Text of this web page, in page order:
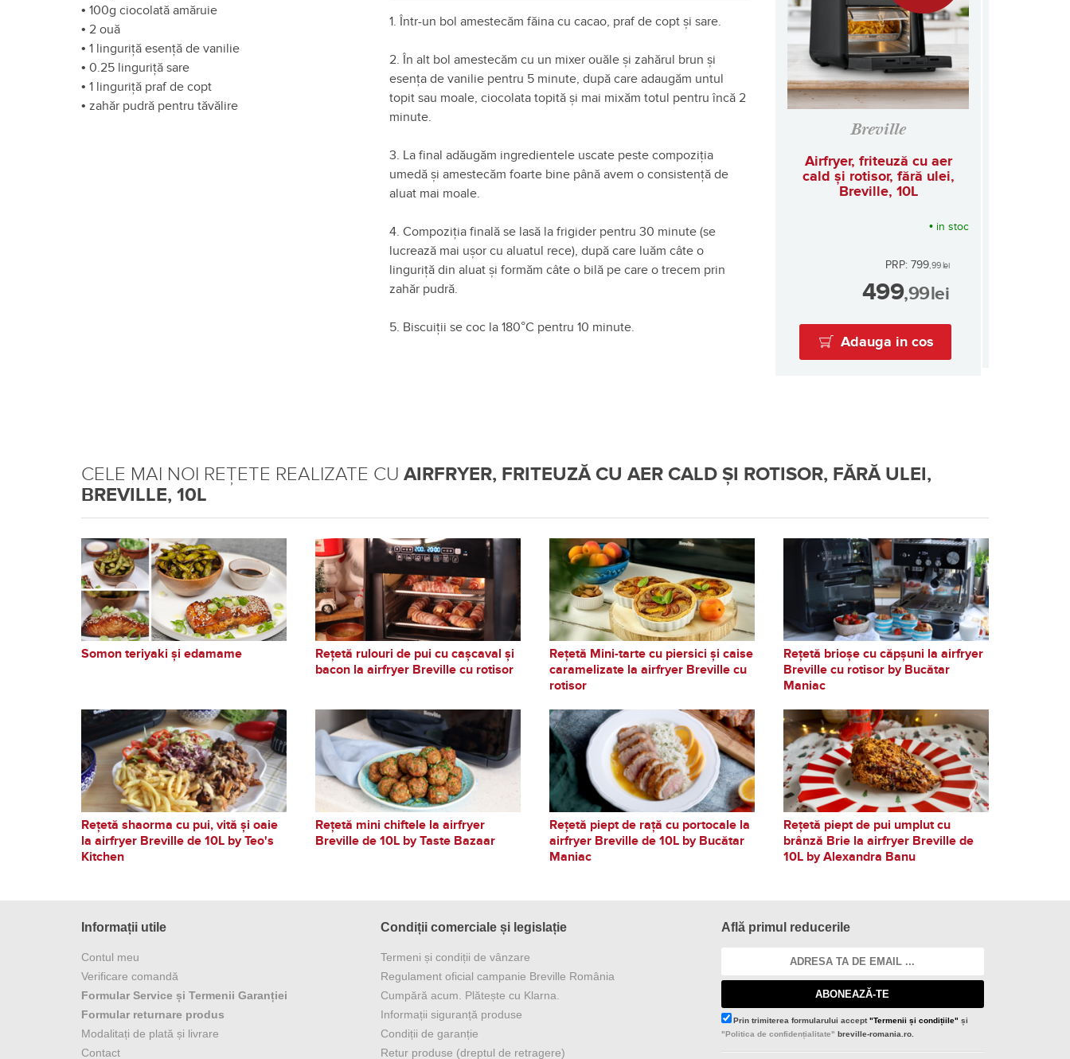
• 100g ciocolată amăruie
• 2 ouă
• 1 linguriță esență de vanilie
• 0.25 linguriță sare
• 1 linguriță praf de copt
• zahăr pudră pentru tăvălire
1. Într-un bol amestecăm făina cu cacao, praf de copt și sare.
2. În alt bol amestecăm cu un mixer ouăle și zahărul brun și
esența de vanilie pentru 5 minute, după care adaugăm untul
topit sau moale, ciocolata topită și mai mixăm totul pentru încă 2
minute.
3. La final adăugăm ingredientele uscate peste compoziția
umedă și amestecăm foarte bine până avem o consistență de
aluat mai moale.
4. Compoziția finală se lasă la frigider pentru 30 minute (se
lucrează mai ușor cu aluatul rece), după care luăm câte o
linguriță din aluat și formăm câte o bilă pe care o trecem prin
zahăr pudră.
5. Biscuiții se coc la 180°C pentru 10 minute.
Breville
Airfryer, friteuză cu aer
cald și rotisor, fără ulei,
Breville, 10L
• in stoc
PRP: 799,99lei
499,99lei
Adauga in cos
CELE MAI NOI REȚETE REALIZATE CU AIRFRYER, FRITEUZĂ CU AER CALD ȘI ROTISOR, FĂRĂ ULEI,
BREVILLE, 10L
Somon teriyaki și edamame
Rețetă rulouri de pui cu cașcaval și
bacon la airfryer Breville cu rotisor
Rețetă Mini-tarte cu piersici și caise
caramelizate la airfryer Breville cu
rotisor
Rețetă brioșe cu căpșuni la airfryer
Breville cu rotisor by Bucătar
Maniac
Rețetă shaorma cu pui, vită și oaie
la airfryer Breville de 10L by Teo's
Kitchen
Rețetă mini chiftele la airfryer
Breville de 10L by Taste Bazaar
Rețetă piept de rață cu portocale la
airfryer Breville de 10L by Bucătar
Maniac
Rețetă piept de pui umplut cu
brânză Brie la airfryer Breville de
10L by Alexandra Banu
Informații utile
Contul meu
Verificare comandă
Formular Service și Termenii Garanției
Formular returnare produs
Modalitați de plată și livrare
Contact
Condiții comerciale și legislație
Termeni și condiții de vânzare
Regulament oficial campanie Breville România
Cumpără acum. Plătește cu Klarna.
Informații siguranță produse
Condiții de garanție
Retur produse (dreptul de retragere)
Află primul reducerile
ABONEAZĂ-TE
Prin trimiterea formularului accept"Termenii și condițiile" și
"Politica de confidențialitate" breville-romania.ro.